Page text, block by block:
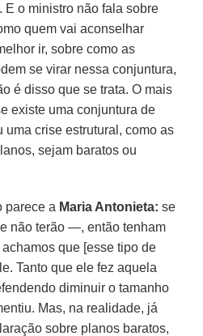
o ministro não fala sobre
quem vai aconselhar
ir, sobre como as
se virar nessa conjuntura,
é disso que se trata. O mais
existe uma conjuntura de
uma crise estrutural, como as
sejam baratos ou
parece a Maria Antonieta: se
não terão —, então tenham
que [esse tipo de
Tanto que ele fez aquela
diminuir o tamanho
Mas, na realidade, já
sobre planos baratos,